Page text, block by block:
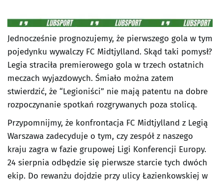
Jednocześnie prognozujemy, że pierwszego gola w tym
pojedynku wywalczy FC Midtjylland. Skąd taki pomysł?
Legia straciła premierowego gola w trzech ostatnich
meczach wyjazdowych. Śmiało można zatem
stwierdzić, że “Legioniści” nie mają patentu na dobre
rozpoczynanie spotkań rozgrywanych poza stolicą.
Przypomnijmy, że konfrontacja FC Midtjylland z Legią
Warszawa zadecyduje o tym, czy zespół z naszego
kraju zagra w fazie grupowej Ligi Konferencji Europy.
24 sierpnia odbędzie się pierwsze starcie tych dwóch
ekip. Do rewanżu dojdzie przy ulicy Łazienkowskiej w